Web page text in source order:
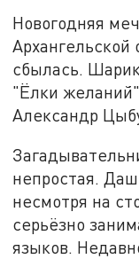
Новогодняя
Архангельской
сбылась.
"Ёлки
Александр
непростая.
несмотря на
серьёзно
языков.